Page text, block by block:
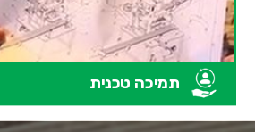
תמיכה טכנית